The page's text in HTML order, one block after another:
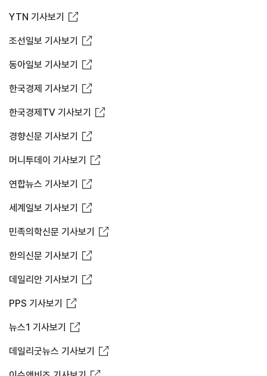
YTN 기사보기 새창열림
조선일보 기사보기 새창열림
동아일보 기사보기 새창열림
한국경제 기사보기 새창열림
한국경제TV 기사보기 새창열림
경향신문 기사보기 새창열림
머니투데이 기사보기 새창열림
연합뉴스 기사보기 새창열림
세계일보 기사보기 새창열림
민족의학신문 기사보기 새창열림
한의신문 기사보기 새창열림
데일리안 기사보기 새창열림
PPS 기사보기 새창열림
뉴스1 기사보기 새창열림
데일리굿뉴스 기사보기 새창열림